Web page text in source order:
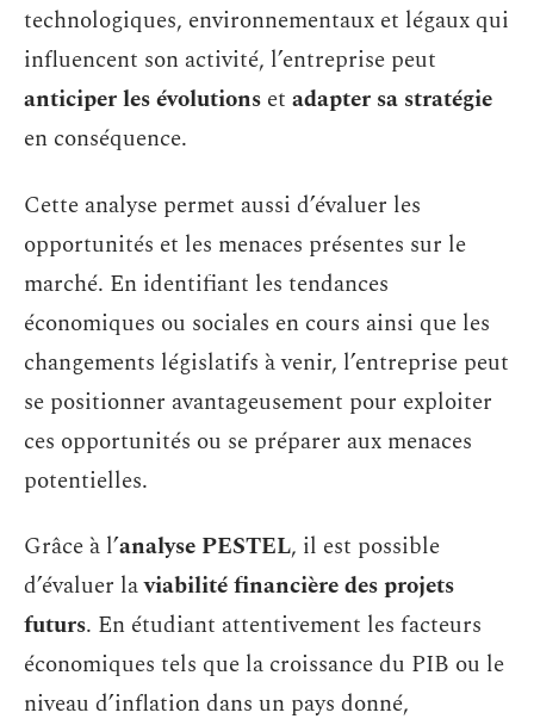
technologiques, environnementaux et légaux qui
influencent son activité, l’entreprise peut
anticiper les évolutions et adapter sa stratégie
en conséquence.
Cette analyse permet aussi d’évaluer les
opportunités et les menaces présentes sur le
marché. En identifiant les tendances
économiques ou sociales en cours ainsi que les
changements législatifs à venir, l’entreprise peut
se positionner avantageusement pour exploiter
ces opportunités ou se préparer aux menaces
potentielles.
Grâce à l’analyse PESTEL, il est possible
d’évaluer laviabilité financière des projets
futurs. En étudiant attentivement les facteurs
économiques tels que la croissance du PIB ou le
niveau d’inflation dans un pays donné,